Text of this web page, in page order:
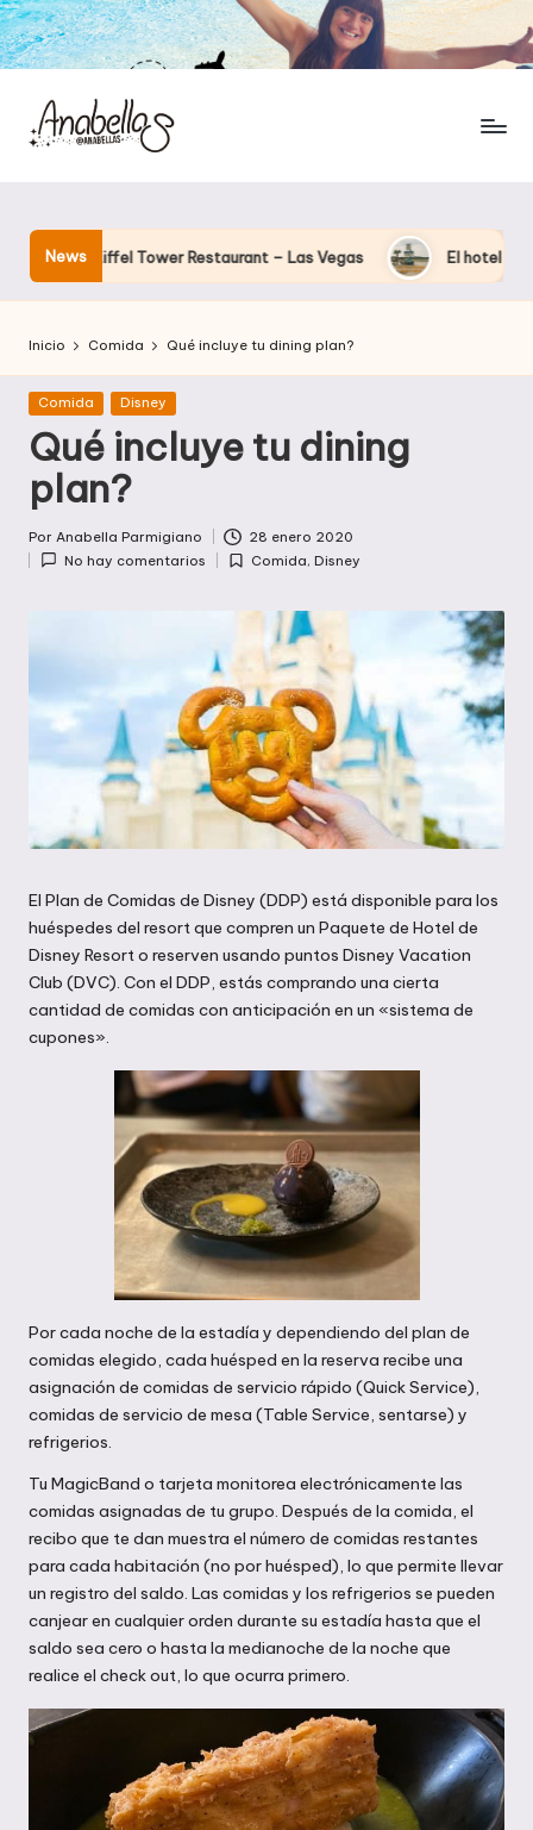
News
Tower Restaurant – Las Vegas El hotel que Disney uso
Inicio Comida Qué incluye tu dining plan?
Publicada
Comida Disney
Qué incluye tu dining
plan?
Publicado
por
Por Anabella Parmigiano
28 enero 2020
No hay comentarios
Publicada
Comida,Disney
El Plan de Comidas de Disney (DDP) está disponible para los
huéspedes del resort que compren un Paquete de Hotel de
Disney Resort o reserven usando puntos Disney Vacation
Club (DVC). Con el DDP, estás comprando una cierta
cantidad de comidas con anticipación en un «sistema de
cupones».
Por cada noche de la estadía y dependiendo del plan de
comidas elegido, cada huésped en la reserva recibe una
asignación de comidas de servicio rápido (Quick Service),
comidas de servicio de mesa (Table Service, sentarse) y
refrigerios.
Tu MagicBand o tarjeta monitorea electrónicamente las
comidas asignadas de tu grupo. Después de la comida, el
recibo que te dan muestra el número de comidas restantes
para cada habitación (no por huésped), lo que permite llevar
un registro del saldo. Las comidas y los refrigerios se pueden
canjear en cualquier orden durante su estadía hasta que el
saldo sea cero o hasta la medianoche de la noche que
realice el check out, lo que ocurra primero.